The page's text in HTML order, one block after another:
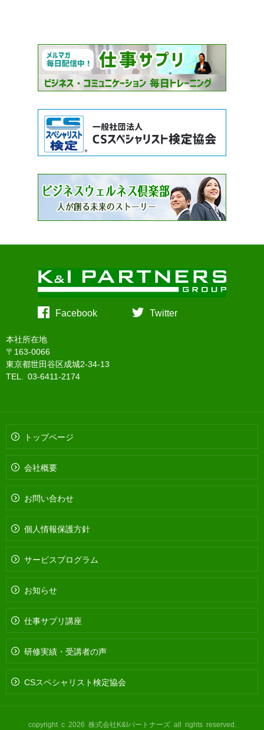
Facebook Twitter
本社所在地
〒163-0066
東京都世田谷区成城2-34-13
TEL. 03-6411-2174
トップページ
会社概要
お問い合わせ
個人情報保護方針
サービスプログラム
お知らせ
仕事サプリ講座
研修実績・受講者の声
CSスペシャリスト検定協会
copyright c 2026 株式会社K&Iパートナーズ all rights reserved.